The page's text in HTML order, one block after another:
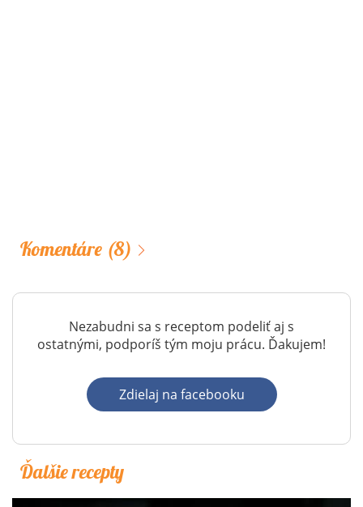
Komentáre (8)
Nezabudni sa s receptom podeliť aj s
ostatnými, podporíš tým moju prácu. Ďakujem!
Zdielaj na facebooku
Ďalšie recepty